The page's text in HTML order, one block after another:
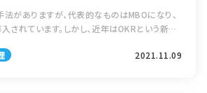
がありますが、代表的なものはMBOになり、
されています。しかし、近年はOKRという新し
は […]
2021.11.09